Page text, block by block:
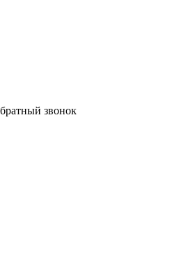
звонок